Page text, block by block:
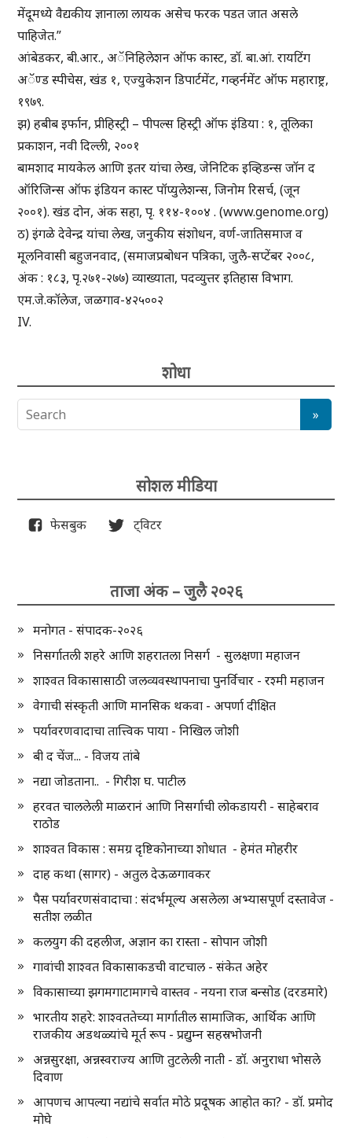
मेंदूमध्ये वैद्यकीय ज्ञानाला लायक असेच फरक पडत जात असले
पाहिजेत.”
आंबेडकर, बी.आर., अॅनिहिलेशन ऑफ कास्ट, डॉ. बा.आं. रायटिंग
अॅण्ड स्पीचेस, खंड १, एज्युकेशन डिपार्टमेंट, गव्हर्नमेंट ऑफ महाराष्ट्र,
१९७९.
झ) हबीब इर्फान, प्रीहिस्ट्री – पीपल्स हिस्ट्री ऑफ इंडिया : १, तूलिका
प्रकाशन, नवी दिल्ली, २००१
बामशाद मायकेल आणि इतर यांचा लेख, जेनिटिक इव्हिडन्स जॉन द
ऑरिजिन्स ऑफ इंडियन कास्ट पॉप्युलेशन्स, जिनोम रिसर्च, (जून
२००१). खंड दोन, अंक सहा, पृ. ११४-१००४ . (www.genome.org)
ठ) इंगळे देवेन्द्र यांचा लेख, जनुकीय संशोधन, वर्ण-जातिसमाज व
मूलनिवासी बहुजनवाद, (समाजप्रबोधन पत्रिका, जुलै-सप्टेंबर २००८,
अंक : १८३, पृ.२७१-२७७) व्याख्याता, पदव्युत्तर इतिहास विभाग.
एम.जे.कॉलेज, जळगाव-४२५००२
IV.
शोधा
सोशल मीडिया
फेसबुक ट्विटर
ताजा अंक – जुलै २०२६
मनोगत - संपादक-२०२६
निसर्गातली शहरे आणि शहरातला निसर्ग - सुलक्षणा महाजन
शाश्वत विकासासाठी जलव्यवस्थापनाचा पुनर्विचार - रश्मी महाजन
वेगाची संस्कृती आणि मानसिक थकवा - अपर्णा दीक्षित
पर्यावरणवादाचा तात्त्विक पाया - निखिल जोशी
बी द चेंज... - विजय तांबे
नद्या जोडताना.. - गिरीश घ. पाटील
हरवत चाललेली माळरानं आणि निसर्गाची लोकडायरी - साहेबराव
राठोड
शाश्वत विकास : समग्र दृष्टिकोनाच्या शोधात - हेमंत मोहरीर
दाह कथा (सागर) - अतुल देऊळगावकर
पैस पर्यावरणसंवादाचा : संदर्भमूल्य असलेला अभ्यासपूर्ण दस्तावेज -
सतीश लळीत
कलयुग की दहलीज, अज्ञान का रास्ता - सोपान जोशी
गावांची शाश्वत विकासाकडची वाटचाल - संकेत अहेर
विकासाच्या झगमगाटामागचे वास्तव - नयना राज बन्सोड (दरडमारे)
भारतीय शहरे: शाश्वततेच्या मार्गातील सामाजिक, आर्थिक आणि
राजकीय अडथळ्यांचे मूर्त रूप - प्रद्युम्न सहस्रभोजनी
अन्नसुरक्षा, अन्नस्वराज्य आणि तुटलेली नाती - डॉ. अनुराधा भोसले
दिवाण
आपणच आपल्या नद्यांचे सर्वात मोठे प्रदूषक आहोत का? - डॉ. प्रमोद
मोघे